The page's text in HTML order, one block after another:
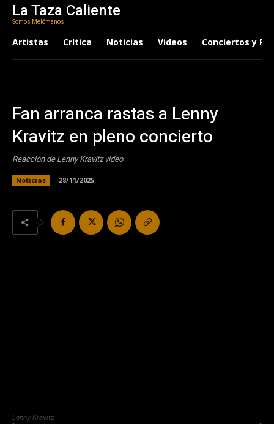
La Taza Caliente
Somos Melómanos
Artistas Crítica Noticias Videos Conciertos y
Fan arranca rastas a Lenny
Kravitz en pleno concierto
Reacción de Lenny Kravitz video
Noticias 28/11/2025
Lenny Kravitz